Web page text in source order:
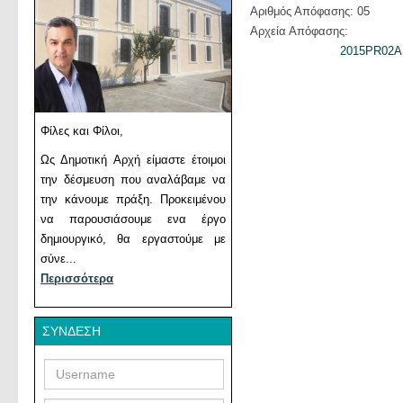
Φίλες και Φίλοι,
Ως Δημοτική Αρχή είμαστε έτοιμοι
την δέσμευση που αναλάβαμε να
την κάνουμε πράξη. Προκειμένου
να παρουσιάσουμε ενα έργο
δημιουργικό, θα εργαστούμε με
σύνε...
Περισσότερα
ΣΎΝΔΕΣΗ
Αριθμός Απόφασης: 05
Αρχεία Απόφασης: